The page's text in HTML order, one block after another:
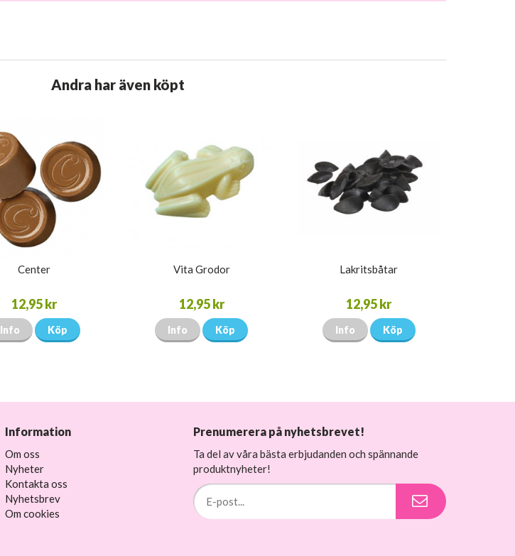
Andra har även köpt
Center
12,95 kr
Info Köp
Vita Grodor
12,95 kr
Info Köp
Lakritsbåtar
12,95 kr
Info Köp
Information
Om oss
Nyheter
Kontakta oss
Nyhetsbrev
Om cookies
Prenumerera på nyhetsbrevet!
Ta del av våra bästa erbjudanden och spännande
produktnyheter!